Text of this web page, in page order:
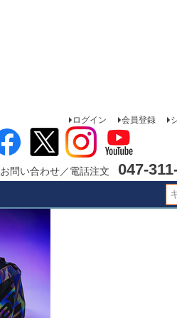
ログイン 会員登録
お問い合わせ／電話注文 047-